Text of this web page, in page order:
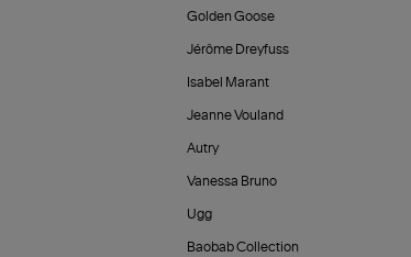
Golden Goose
Jérôme Dreyfuss
Isabel Marant
Jeanne Vouland
Autry
Vanessa Bruno
Ugg
Baobab Collection